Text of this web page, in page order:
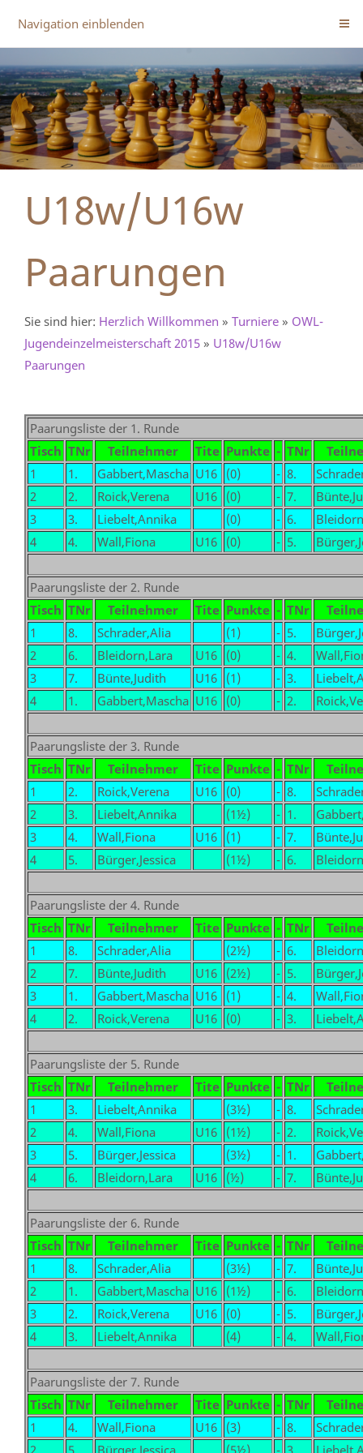
Navigation einblenden
U18w/U16w
Paarungen
Sie sind hier: Herzlich Willkommen » Turniere » OWL-
Jugendeinzelmeisterschaft 2015 » U18w/U16w
Paarungen
Paarungsliste der 1. Runde
Tisch TNr Teilnehmer Tite Punkte - TNr
1
1. Gabbert,Mascha U16 (0) - 8.
2
2. Roick,Verena U16 (0) - 7.
3
3. Liebelt,Annika (0) - 6.
4
4. Wall,Fiona U16 (0) - 5.
Paarungsliste der 2. Runde
Tisch TNr Teilnehmer Tite Punkte - TNr
1
8. Schrader,Alia (1) - 5.
2
6. Bleidorn,Lara U16 (0) - 4.
3
7. Bünte,Judith U16 (1) - 3.
4
1. Gabbert,Mascha U16 (0) - 2.
Paarungsliste der 3. Runde
Tisch TNr Teilnehmer Tite Punkte - TNr
1
2. Roick,Verena U16 (0) - 8.
2
3. Liebelt,Annika (1½) - 1.
3
4. Wall,Fiona U16 (1) - 7.
4
5. Bürger,Jessica (1½) - 6.
Paarungsliste der 4. Runde
Tisch TNr Teilnehmer Tite Punkte - TNr
1
8. Schrader,Alia (2½) - 6.
2
7. Bünte,Judith U16 (2½) - 5.
3
1. Gabbert,Mascha U16 (1) - 4.
4
2. Roick,Verena U16 (0) - 3.
Paarungsliste der 5. Runde
Tisch TNr Teilnehmer Tite Punkte - TNr
1
3. Liebelt,Annika (3½) - 8.
2
4. Wall,Fiona U16 (1½) - 2.
3
5. Bürger,Jessica (3½) - 1.
4
6. Bleidorn,Lara U16 (½) - 7.
Paarungsliste der 6. Runde
Tisch TNr Teilnehmer Tite Punkte - TNr
1
8. Schrader,Alia (3½) - 7.
2
1. Gabbert,Mascha U16 (1½) - 6.
3
2. Roick,Verena U16 (0) - 5.
4
3. Liebelt,Annika (4) - 4.
Paarungsliste der 7. Runde
Tisch TNr Teilnehmer Tite Punkte - TNr
1
4. Wall,Fiona U16 (3) - 8.
2
5. Bürger,Jessica (5½) - 3.